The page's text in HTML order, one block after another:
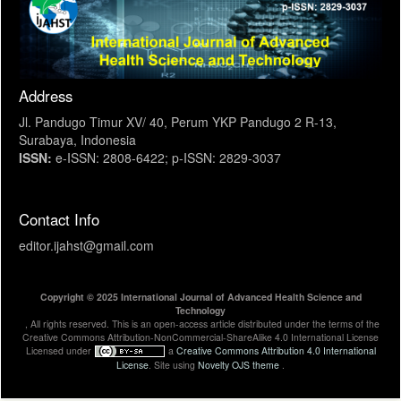
Address
Jl. Pandugo Timur XV/ 40, Perum YKP Pandugo 2 R-13,
Surabaya, Indonesia
ISSN: e-ISSN: 2808-6422; p-ISSN: 2829-3037
Contact Info
editor.ijahst@gmail.com
Copyright © 2025 International Journal of Advanced Health Science and
Technology
, All rights reserved. This is an open-access article distributed under the terms of the
Creative Commons Attribution-NonCommercial-ShareAlike 4.0 International License
Licensed under
a Creative Commons Attribution 4.0 International
License. Site using Novelty OJS theme .